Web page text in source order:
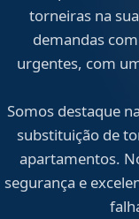
torneiras na
demandas
urgentes, com
Somos destaque
substituição de
apartamentos.
segurança e